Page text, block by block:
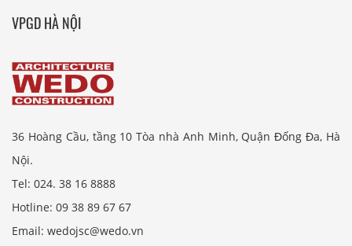
VPGD HÀ NỘI
36 Hoàng Cầu, tầng 10 Tòa nhà Anh Minh, Quận Đống Đa, Hà
Nội.
Tel: 024. 38 16 8888
Hotline: 09 38 89 67 67
Email: wedojsc@wedo.vn